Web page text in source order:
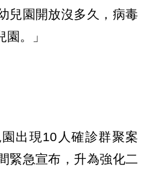
兒園開放沒多久，病毒
。」
出現10人確診群聚案
緊急宣布，升為強化二